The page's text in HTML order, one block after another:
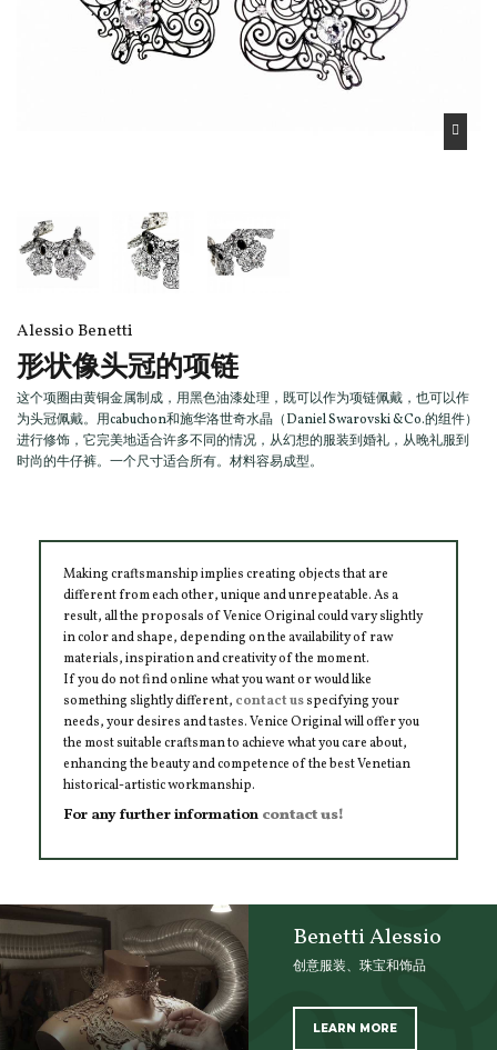
Alessio Benetti
形状像头冠的项链
这个项圈由黄铜金属制成，用黑色油漆处理，既可以作为项链佩戴，也可以作
为头冠佩戴。用cabuchon和施华洛世奇水晶（Daniel Swarovski &Co.的组件）
进行修饰，它完美地适合许多不同的情况，从幻想的服装到婚礼，从晚礼服到
时尚的牛仔裤。一个尺寸适合所有。材料容易成型。
Making craftsmanship implies creating objects that are
different from each other, unique and unrepeatable. As a
result, all the proposals of Venice Original could vary slightly
in color and shape, depending on the availability of raw
materials, inspiration and creativity of the moment.
If you do not find online what you want or would like
something slightly different, contact usspecifying your
needs, your desires and tastes. Venice Original will offer you
the most suitable craftsman to achieve what you care about,
enhancing the beauty and competence of the best Venetian
historical-artistic workmanship.
For any further information contact us!
Benetti Alessio
创意服装、珠宝和饰品
LEARN MORE